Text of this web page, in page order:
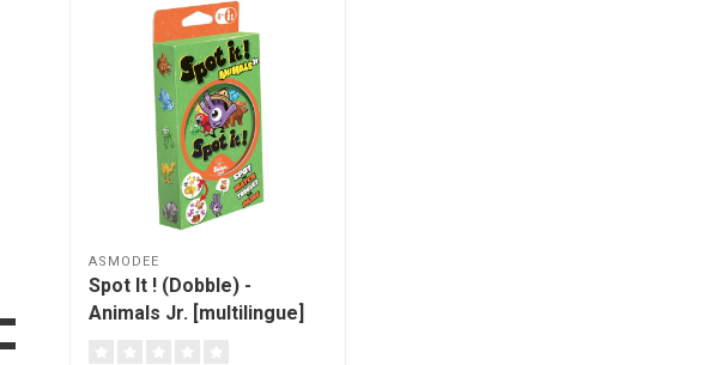
ASMODEE
Spot It ! (Dobble) -
Animals Jr. [multilingue]